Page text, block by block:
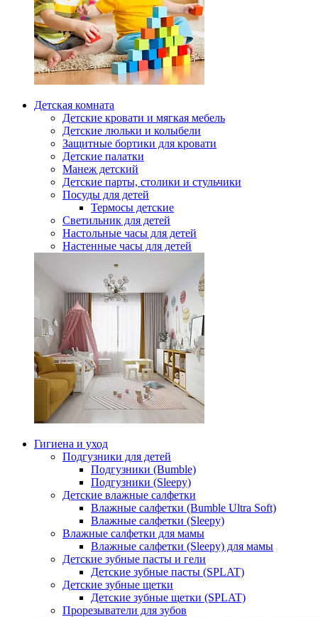
Детская комната
Детские кровати и мягкая мебель
Детские люльки и колыбели
Защитные бортики для кровати
Детские палатки
Манеж детский
Детские парты, столики и стульчики
Посуды для детей
Термосы детские
Светильник для детей
Настольные часы для детей
Настенные часы для детей
Гигиена и уход
Подгузники для детей
Подгузники (Bumble)
Подгузники (Sleepy)
Детские влажные салфетки
Влажные салфетки (Bumble Ultra Soft)
Влажные салфетки (Sleepy)
Влажные салфетки для мамы
Влажные салфетки (Sleepy) для мамы
Детские зубные пасты и гели
Детские зубные пасты (SPLAT)
Детские зубные щетки
Детские зубные щетки (SPLAT)
Прорезыватели для зубов